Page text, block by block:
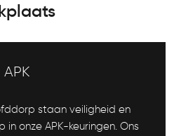
APK
staan veiligheid en
onze APK-keuringen. Ons